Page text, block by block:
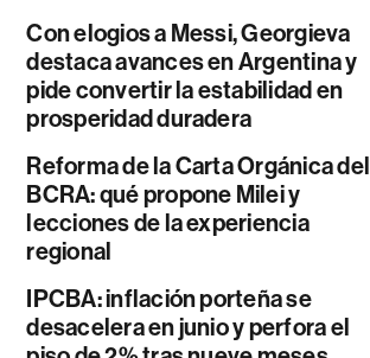
Con elogios a Messi, Georgieva
destaca avances en Argentina y
pide convertir la estabilidad en
prosperidad duradera
Reforma de la Carta Orgánica del
BCRA: qué propone Milei y
lecciones de la experiencia
regional
IPCBA: inflación porteña se
desacelera en junio y perfora el